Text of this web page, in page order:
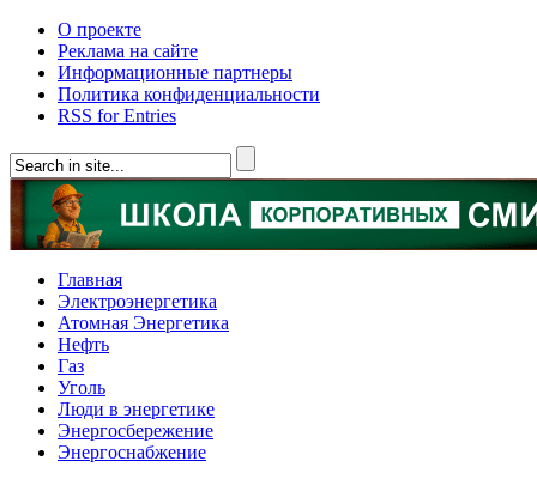
О проекте
Реклама на сайте
Информационные партнеры
Политика конфиденциальности
RSS for Entries
Главная
Электроэнергетика
Атомная Энергетика
Нефть
Газ
Уголь
Люди в энергетике
Энергосбережение
Энергоснабжение